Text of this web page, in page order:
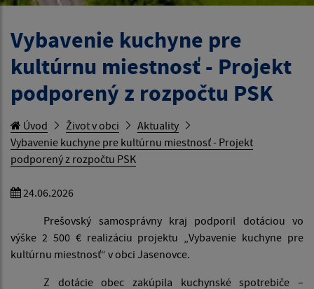
Vybavenie kuchyne pre
kultúrnu miestnosť - Projekt
podporený z rozpočtu PSK
Úvod Život v obci
Aktuality
Vybavenie kuchyne pre kultúrnu miestnosť - Projekt
podporený z rozpočtu PSK
24.06.2026
Prešovský samosprávny kraj podporil dotáciou vo
výške 2 500 € realizáciu projektu „Vybavenie kuchyne pre
kultúrnu miestnosť“ v obci Jasenovce.
Z dotácie obec zakúpila kuchynské spotrebiče –